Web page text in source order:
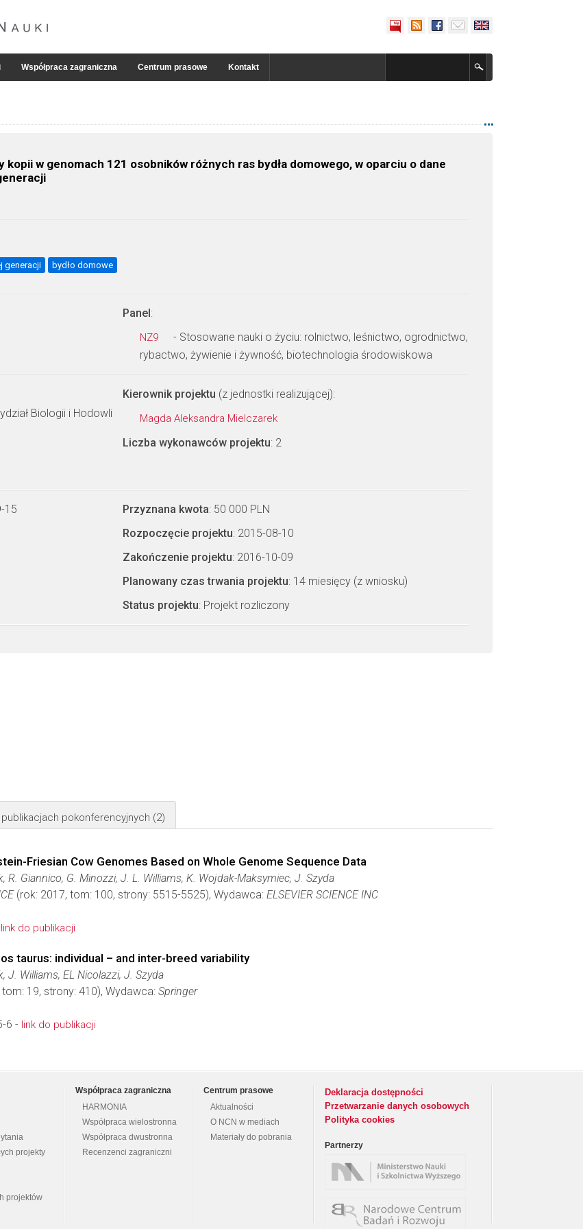
Współpraca zagraniczna Centrum prasowe Kontakt
w genomach 121 osobników różnych ras bydła domowego, w oparciu o dane
generacji bydło domowe
Panel:
NZ9
- Stosowane nauki o życiu: rolnictwo, leśnictwo, ogrodnictwo,
rybactwo, żywienie i żywność, biotechnologia środowiskowa
Biologii i Hodowli
Kierownik projektu (z jednostki realizującej):
Magda Aleksandra Mielczarek
Liczba wykonawców projektu: 2
15 Przyznana kwota: 50 000 PLN
Rozpoczęcie projektu: 2015-08-10
Zakończenie projektu: 2016-10-09
Planowany czas trwania projektu: 14 miesięcy (z wniosku)
Status projektu: Projekt rozliczony
pokonferencyjnych (2)
Friesian Cow Genomes Based on Whole Genome Sequence Data
R. Giannico, G. Minozzi, J. L. Williams, K. Wojdak-Maksymiec, J. Szyda
(rok: 2017, tom: 100, strony: 5515-5525), Wydawca: ELSEVIER SCIENCE INC
link do publikacji
taurus: individual – and inter-breed variability
J. Williams, EL Nicolazzi, J. Szyda
19, strony: 410), Wydawca: Springer
6 - link do publikacji
projekty
projektów
Współpraca zagraniczna
HARMONIA
Współpraca wielostronna
Współpraca dwustronna
Recenzenci zagraniczni
Centrum prasowe
Aktualności
O NCN w mediach
Materiały do pobrania
Deklaracja dostępności
Przetwarzanie danych osobowych
Polityka cookies
Partnerzy